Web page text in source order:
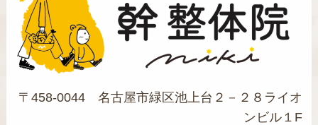
〒458-0044 名古屋市緑区池上台２－２８ライオ
ンビル１F